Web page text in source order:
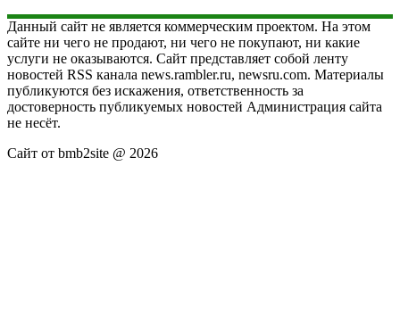
Данный сайт не является коммерческим проектом. На этом
сайте ни чего не продают, ни чего не покупают, ни какие
услуги не оказываются. Сайт представляет собой ленту
новостей RSS канала news.rambler.ru, newsru.com. Материалы
публикуются без искажения, ответственность за
достоверность публикуемых новостей Администрация сайта
не несёт.
Сайт от bmb2site @ 2026